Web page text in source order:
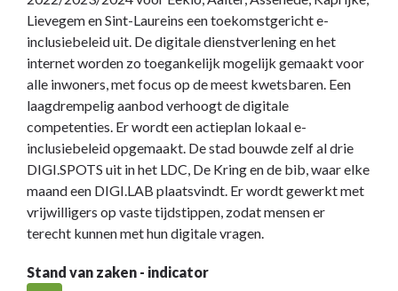
Lievegem en Sint-Laureins een toekomstgericht e-
inclusiebeleid uit. De digitale dienstverlening en het
internet worden zo toegankelijk mogelijk gemaakt voor
alle inwoners, met focus op de meest kwetsbaren. Een
laagdrempelig aanbod verhoogt de digitale
competenties. Er wordt een actieplan lokaal e-
inclusiebeleid opgemaakt. De stad bouwde zelf al drie
DIGI.SPOTS uit in het LDC, De Kring en de bib, waar elke
maand een DIGI.LAB plaatsvindt. Er wordt gewerkt met
vrijwilligers op vaste tijdstippen, zodat mensen er
terecht kunnen met hun digitale vragen.
Stand van zaken - indicator